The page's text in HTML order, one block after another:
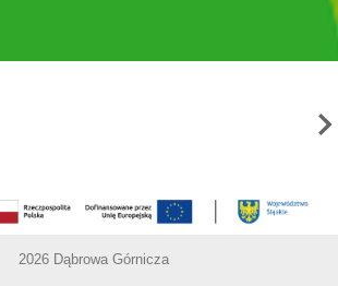
2026 Dąbrowa Górnicza